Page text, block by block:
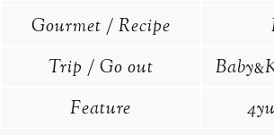
Gourmet / Recipe
Trip / Go out
Baby&
Feature